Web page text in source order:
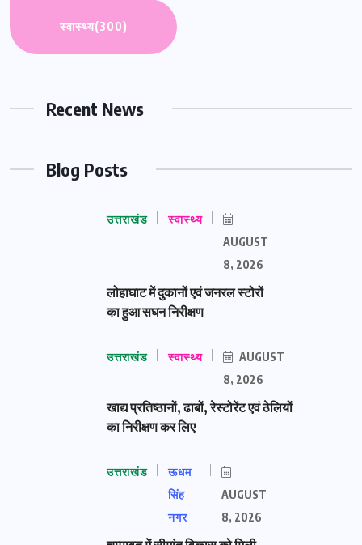
स्वास्थ्य(300)
Recent News
Blog Posts
उत्तराखंड स्वास्थ्य
AUGUST
8, 2026
लोहाघाट में दुकानों एवं जनरल स्टोरों
का हुआ सघन निरीक्षण
उत्तराखंड स्वास्थ्य
AUGUST
8, 2026
खाद्य प्रतिष्ठानों, ढाबों, रेस्टोरेंट एवं ठेलियों
का निरीक्षण कर लिए
उत्तराखंड
ऊधम
सिंह
नगर
AUGUST
8, 2026